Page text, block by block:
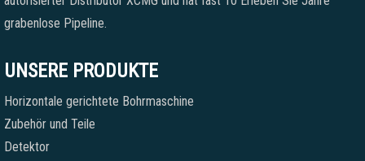
grabenlose Pipeline.
UNSERE PRODUKTE
Horizontale gerichtete Bohrmaschine
Zubehör und Teile
Detektor